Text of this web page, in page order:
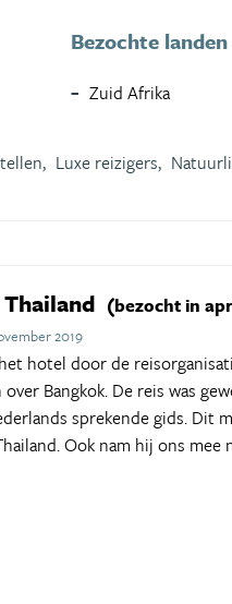
Bezochte landen
Zuid Afrika
Luxe reizigers,
(bezocht in
2019
hotel door de
Bangkok. De reis was
sprekende gids. Dit
Ook nam hij ons